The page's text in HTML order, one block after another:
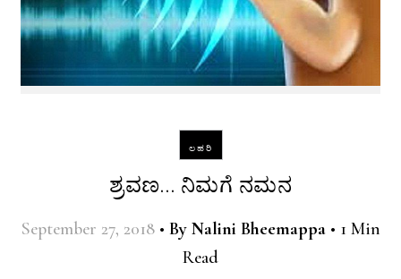
ಲಹರಿ
ಶ್ರವಣ… ನಿಮಗೆ ನಮನ
September 27, 2018 • By Nalini Bheemappa • 1 Min
Read